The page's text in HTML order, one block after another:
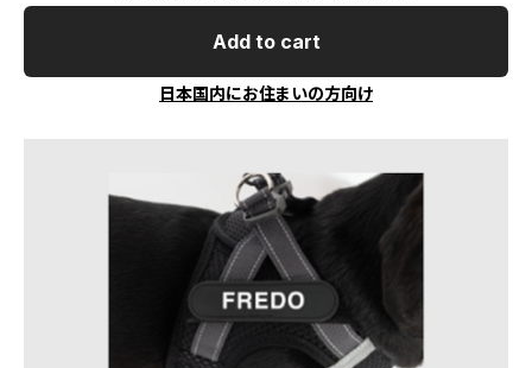
Add to cart
日本国内にお住まいの方向け